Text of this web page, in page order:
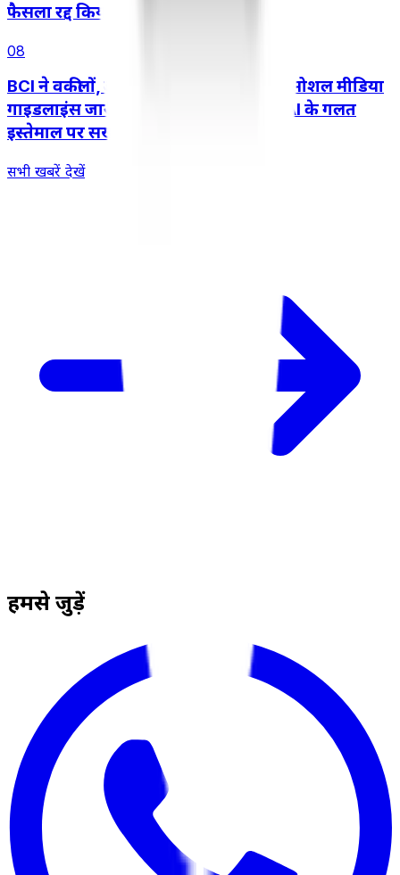
फैसला रद्द किया
08
BCI ने वकीलों, लॉ स्टूडेंट्स और इंटर्न के लिए सोशल मीडिया
गाइडलाइंस जारी कीं; प्रमोशनल रील्स और AI के गलत
इस्तेमाल पर सख्ती की।
सभी खबरें देखें
हमसे जुड़ें